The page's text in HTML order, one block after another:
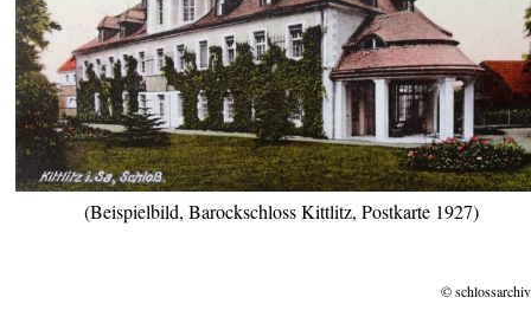
(Beispielbild, Barockschloss Kittlitz, Postkarte 1927)
©